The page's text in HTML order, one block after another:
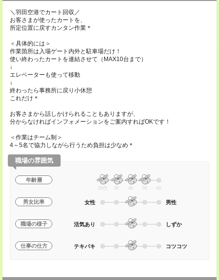
＼羽田空港でカート回収／
お客さまが使ったカートを、
所定位置に戻すカンタン作業＊
＜具体的には＞
作業箇所は入場ゲート内外と駐車場だけ！
使い終わったカートを連結させて（MAX10台まで）
↓
エレベーターも使って移動
↓
終わったら事務所に戻り小休憩
これだけ＊
お客さまから話しかけられることもありますが、
分からなければインフォメーションをご案内すればOKです！
＜作業はチーム制＞
4～5名で協力しながら行うため負担は少なめ＊
職場の雰囲気
年齢層
20代 30 40 50 60
男女比率 女性 男性
職場の様子 活気あり しずか
仕事の仕方 テキパキ コツコツ